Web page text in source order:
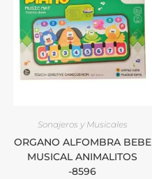
Sonajeros y Musicales
ORGANO ALFOMBRA BEBE
MUSICAL ANIMALITOS
-8596